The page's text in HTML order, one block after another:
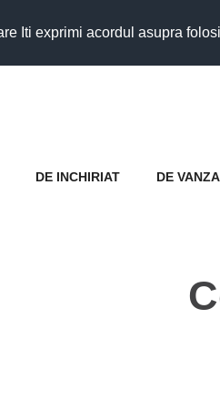
Iti exprimi acordul asupra
DE INCHIRIAT DE